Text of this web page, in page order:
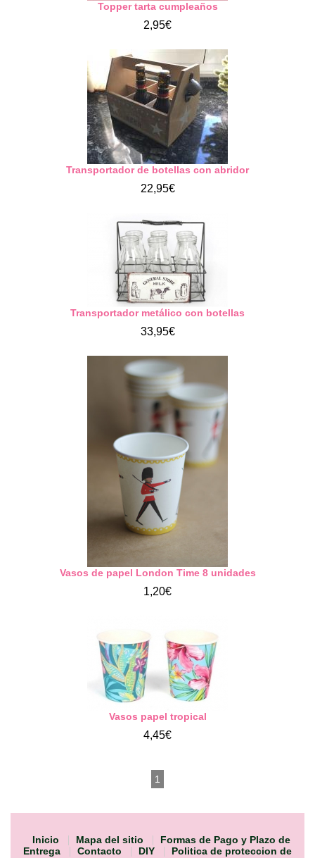
Topper tarta cumpleaños
2,95€
Transportador de botellas con abridor
22,95€
Transportador metálico con botellas
33,95€
Vasos de papel London Time 8 unidades
1,20€
Vasos papel tropical
4,45€
1
Inicio Mapa del sitio
Formas de Pago y Plazo de
Entrega
Contacto DIY
Politica de proteccion de